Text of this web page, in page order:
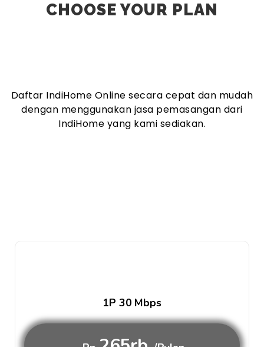
CHOOSE YOUR PLAN
Daftar IndiHome Online secara cepat dan mudah
dengan menggunakan jasa pemasangan dari
IndiHome yang kami sediakan.
1P 30 Mbps